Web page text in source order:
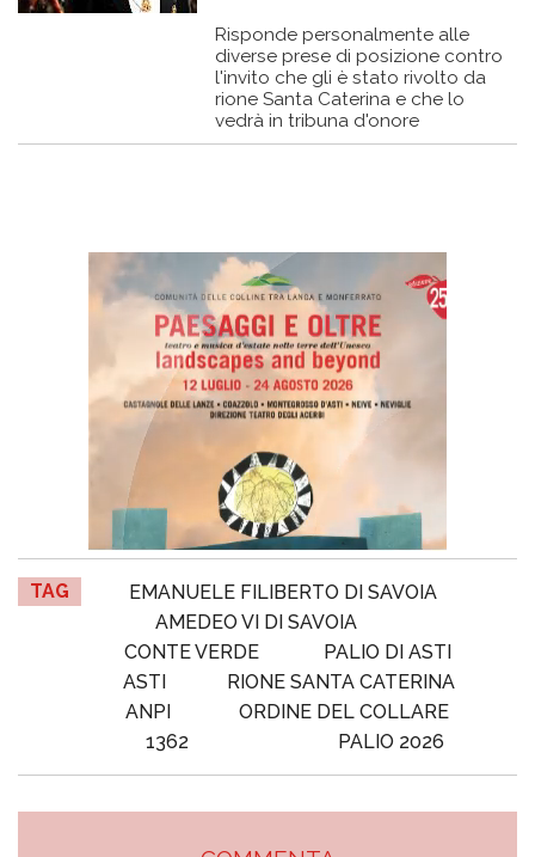
Risponde personalmente alle
diverse prese di posizione contro
l'invito che gli è stato rivolto da
rione Santa Caterina e che lo
vedrà in tribuna d'onore
TAG
EMANUELE FILIBERTO DI SAVOIA
AMEDEO VI DI SAVOIA
CONTE VERDE
PALIO DI ASTI
ASTI
RIONE SANTA CATERINA
ANPI
ORDINE DEL COLLARE
1362
PALIO 2026